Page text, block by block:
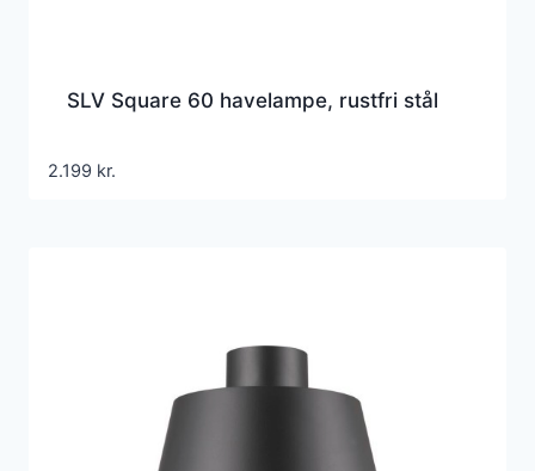
SLV Square 60 havelampe, rustfri stål
2.199 kr.